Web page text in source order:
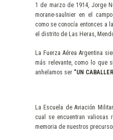
1 de marzo de 1914, Jorge
morane-saulnier en el
como se conocía entonces a
el distrito de Las Heras,
La Fuerza Aérea Argentina
más relevante, como lo que
anhelamos ser “UN
La Escuela de Aviación
cual se encuentran valiosas
memoria de nuestros